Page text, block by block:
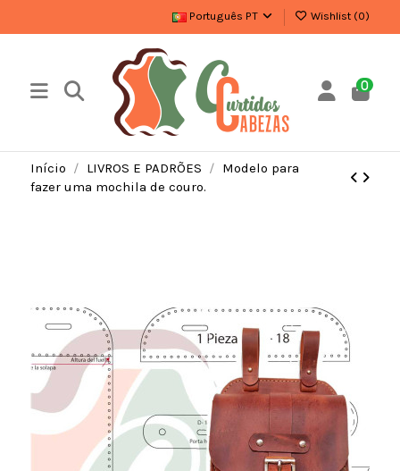
Português PT Wishlist (0)
0
Início LIVROS E PADRÕES
Modelo para
fazer uma mochila de couro.